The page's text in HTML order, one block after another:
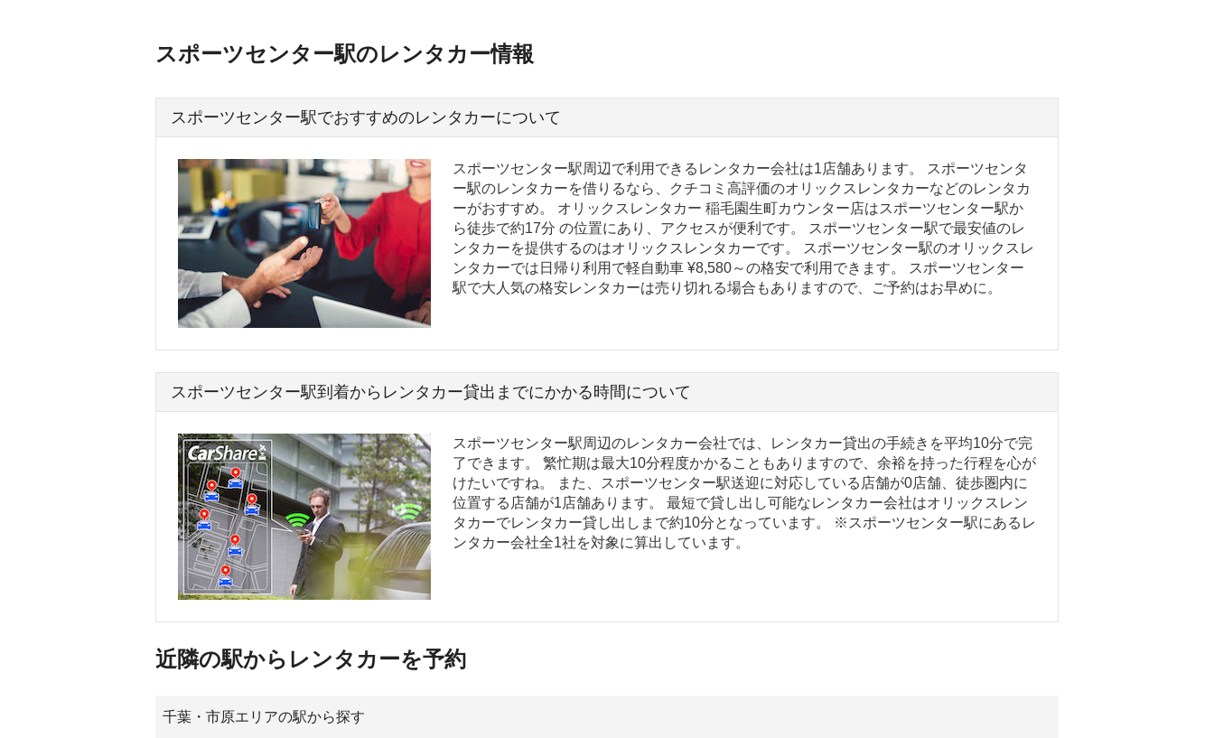
スポーツセンター駅のレンタカー情報
スポーツセンター駅でおすすめのレンタカーについて
スポーツセンター駅周辺で利用できるレンタカー会社は1店舗あります。 スポーツセンタ
ー駅のレンタカーを借りるなら、クチコミ高評価のオリックスレンタカーなどのレンタカ
ーがおすすめ。 オリックスレンタカー 稲毛園生町カウンター店はスポーツセンター駅か
ら徒歩で約17分 の位置にあり、アクセスが便利です。 スポーツセンター駅で最安値のレ
ンタカーを提供するのはオリックスレンタカーです。 スポーツセンター駅のオリックスレ
ンタカーでは日帰り利用で軽自動車 ¥8,580～の格安で利用できます。 スポーツセンター
駅で大人気の格安レンタカーは売り切れる場合もありますので、ご予約はお早めに。
スポーツセンター駅到着からレンタカー貸出までにかかる時間について
スポーツセンター駅周辺のレンタカー会社では、レンタカー貸出の手続きを平均10分で完
了できます。 繁忙期は最大10分程度かかることもありますので、余裕を持った行程を心が
けたいですね。 また、スポーツセンター駅送迎に対応している店舗が0店舗、徒歩圏内に
位置する店舗が1店舗あります。 最短で貸し出し可能なレンタカー会社はオリックスレン
タカーでレンタカー貸し出しまで約10分となっています。 ※スポーツセンター駅にあるレ
ンタカー会社全1社を対象に算出しています。
近隣の駅からレンタカーを予約
千葉・市原エリアの駅から探す